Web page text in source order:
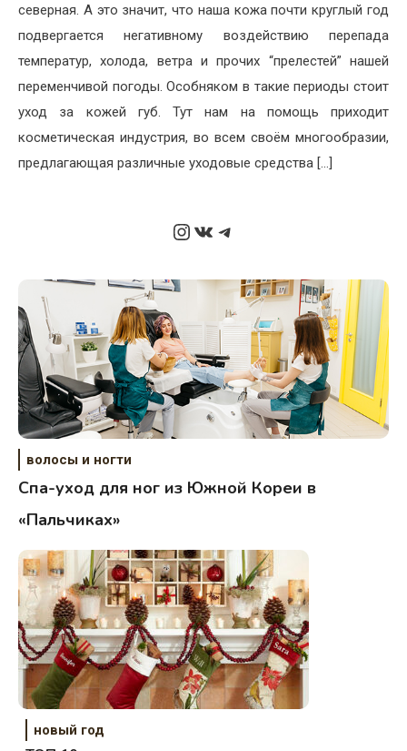
северная. А это значит, что наша кожа почти круглый год
подвергается негативному воздействию перепада
температур, холода, ветра и прочих “прелестей” нашей
переменчивой погоды. Особняком в такие периоды стоит
уход за кожей губ. Тут нам на помощь приходит
косметическая индустрия, во всем своём многообразии,
предлагающая различные уходовые средства […]
Instagram
ВКонтакте
Telegram
волосы и ногти
Спа-уход для ног из Южной Кореи в
«Пальчиках»
новый год